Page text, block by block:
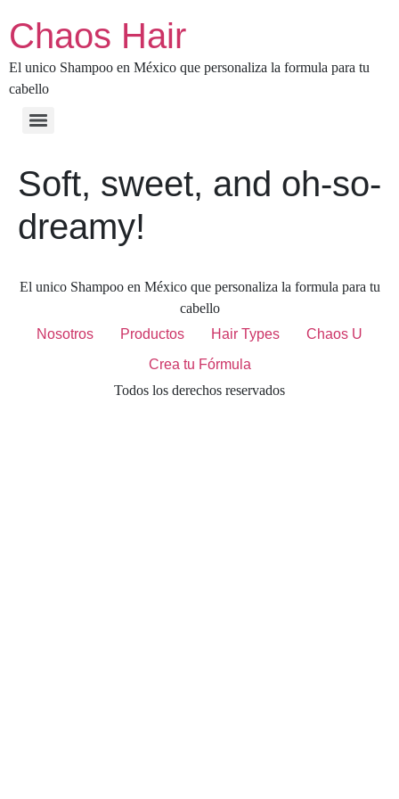
Chaos Hair
El unico Shampoo en México que personaliza la formula para tu
cabello
Soft, sweet, and oh-so-
dreamy!
El unico Shampoo en México que personaliza la formula para tu
cabello
Nosotros
Productos Hair Types
Chaos U
Crea tu Fórmula
Todos los derechos reservados